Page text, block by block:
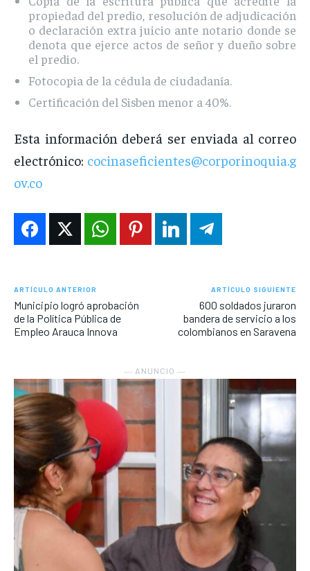
propiedad del predio, resolución de adjudicación
o declaración extra juicio ante notario donde se
denota que ejerce actos de señor y dueño sobre
el predio.
Fotocopia de la cédula de ciudadanía.
Certificación del Sisben menor a 40%.
Esta información deberá ser enviada al correo
electrónico: cocinaseficientes@corporinoquia.g
ov.co
ARTÍCULO ANTERIOR
Municipio logró aprobación
de la Política Pública de
Empleo Arauca Innova
ARTÍCULO SIGUIENTE
600 soldados juraron
bandera de servicio a los
colombianos en Saravena
― ANUNCIO ―